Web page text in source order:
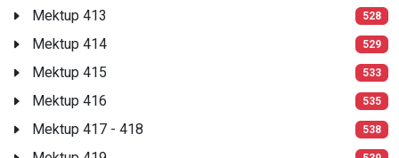
Mektup 413 528
Mektup 414 529
Mektup 415 533
Mektup 416 535
Mektup 417 - 418 538